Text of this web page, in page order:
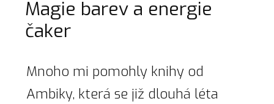
Magie barev a energie
čaker
Mnoho mi pomohly knihy od
Ambiky, která se již dlouhá léta